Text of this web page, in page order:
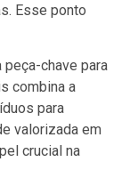
Esse ponto
peça-chave para
combina a
para
valorizada em
crucial na